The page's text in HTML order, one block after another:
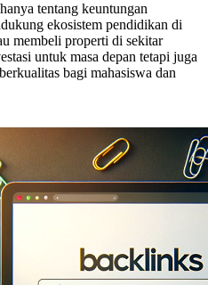
tentang keuntungan
ekosistem pendidikan di
membeli properti di sekitar
untuk masa depan tetapi juga
bagi mahasiswa dan